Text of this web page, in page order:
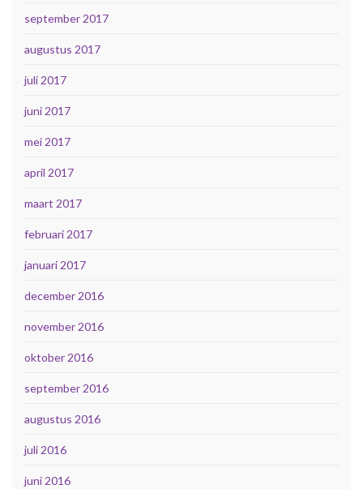
september 2017
augustus 2017
juli 2017
juni 2017
mei 2017
april 2017
maart 2017
februari 2017
januari 2017
december 2016
november 2016
oktober 2016
september 2016
augustus 2016
juli 2016
juni 2016